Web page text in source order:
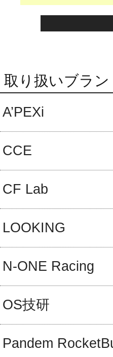
取り扱いブラン
A’PEXi
CCE
CF Lab
LOOKING
N-ONE Racing
OS技研
Pandem